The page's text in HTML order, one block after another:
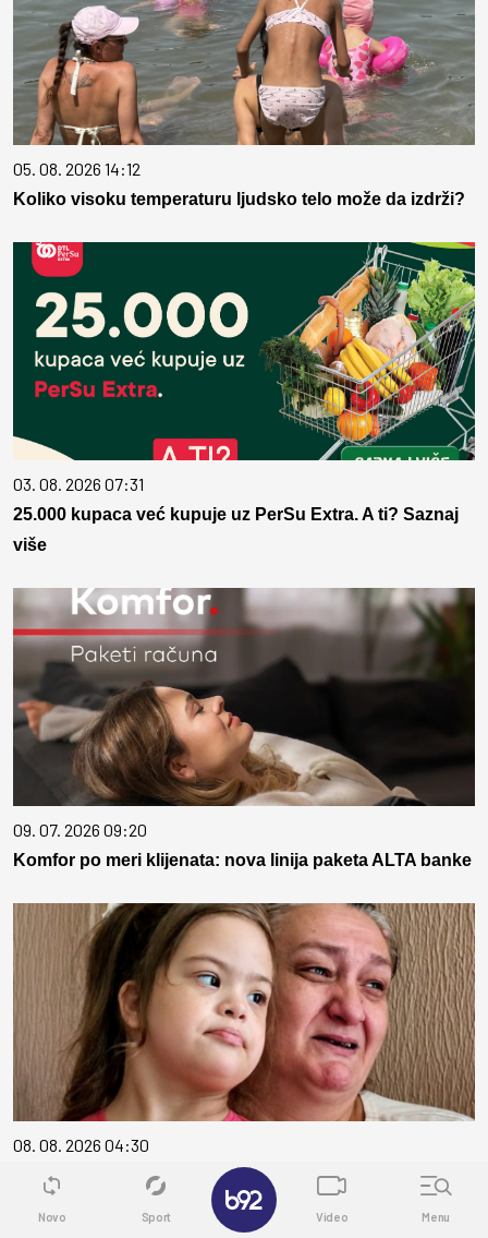
05. 08. 2026 14:12
Koliko visoku temperaturu ljudsko telo može da izdrži?
03. 08. 2026 07:31
25.000 kupaca već kupuje uz PerSu Extra. A ti? Saznaj
više
09. 07. 2026 09:20
Komfor po meri klijenata: nova linija paketa ALTA banke
08. 08. 2026 04:30
SRNA I VESNA ŽIVE U SENIKU PUNOM VLAGE I
BUBAŠVABA: Devojčici sa Daunovim sindromom i
Novo Sport Video Menu
✕